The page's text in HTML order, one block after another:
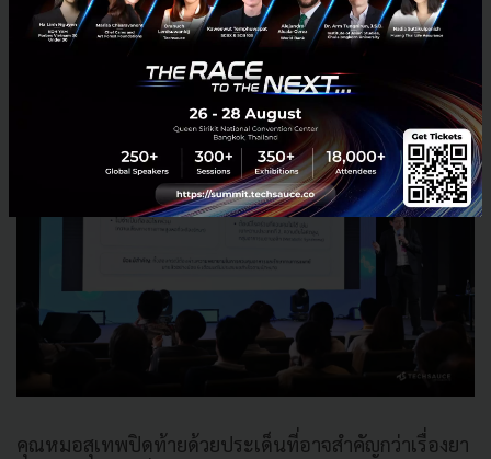
ต้องยุติการด่า ต้องไม่ชี้หน้า
คุณหมอสุเทพปิดท้ายด้วยประเด็นที่อาจสำคัญกว่าเรื่องยา